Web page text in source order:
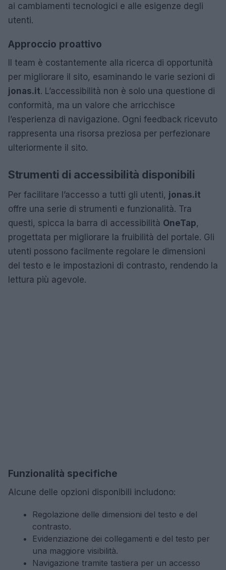
ai cambiamenti tecnologici e alle esigenze degli
utenti.
Approccio proattivo
Il team è costantemente alla ricerca di opportunità
per migliorare il sito, esaminando le varie sezioni di
jonas.it. L’accessibilità non è solo una questione di
conformità, ma un valore che arricchisce
l’esperienza di navigazione. Ogni feedback ricevuto
rappresenta una risorsa preziosa per perfezionare
ulteriormente il sito.
Strumenti di accessibilità disponibili
Per facilitare l’accesso a tutti gli utenti, jonas.it
offre una serie di strumenti e funzionalità. Tra
questi, spicca la barra di accessibilità OneTap,
progettata per migliorare la fruibilità del portale. Gli
utenti possono facilmente regolare le dimensioni
del testo e le impostazioni di contrasto, rendendo la
lettura più agevole.
Funzionalità specifiche
Alcune delle opzioni disponibili includono:
Regolazione delle dimensioni del testo e del
contrasto.
Evidenziazione dei collegamenti e del testo per
una maggiore visibilità.
Navigazione tramite tastiera per un accesso